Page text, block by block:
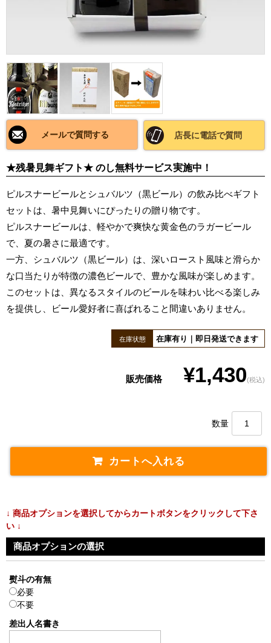
メールで質問する 店長に電話で質問
★残暑見舞ギフト★ のし無料サービス実施中！
ピルスナービールとシュバルツ（黒ビール）の飲み比べギフト
セットは、暑中見舞いにぴったりの贈り物です。
ピルスナービールは、軽やかで爽快な黄金色のラガービール
で、夏の暑さに最適です。
一方、シュバルツ（黒ビール）は、深いロースト風味と滑らか
な口当たりが特徴の濃色ビールで、豊かな風味が楽しめます。
このセットは、異なるスタイルのビールを味わい比べる楽しみ
を提供し、ビール愛好者に喜ばれること間違いありません。
在庫状態 在庫有り｜即日発送できます
販売価格¥1,430(税込)
数量
↓ 商品オプションを選択してからカートボタンをクリックして下さ
い ↓
商品オプションの選択
熨斗の有無
必要
不要
差出人名書き